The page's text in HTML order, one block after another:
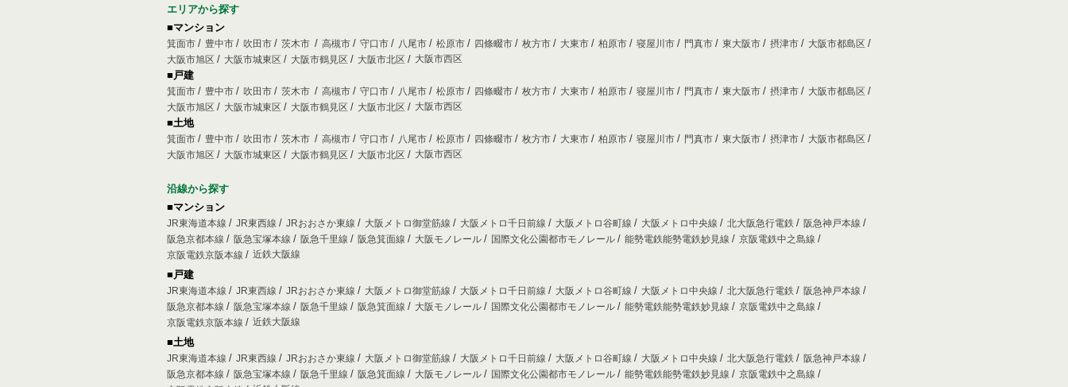
エリアから探す
■マンション
箕面市 豊中市 吹田市 茨木市 高槻市 守口市 八尾市 松原市 四條畷市 枚方市 大東市 柏原市 寝屋川市 門真市 東大阪市 摂津市
大阪市都島区
大阪市旭区
大阪市城東区 大阪市鶴見区 大阪市北区 大阪市西区
■戸建
箕面市 豊中市 吹田市 茨木市 高槻市 守口市 八尾市 松原市 四條畷市 枚方市 大東市 柏原市 寝屋川市 門真市 東大阪市 摂津市
大阪市都島区
大阪市旭区
大阪市城東区 大阪市鶴見区 大阪市北区 大阪市西区
■土地
箕面市 豊中市 吹田市 茨木市 高槻市 守口市 八尾市 松原市 四條畷市 枚方市 大東市 柏原市 寝屋川市 門真市 東大阪市 摂津市
大阪市都島区
大阪市旭区
大阪市城東区 大阪市鶴見区 大阪市北区 大阪市西区
沿線から探す
■マンション
JR東海道本線 JR東西線 JRおおさか東線 大阪メトロ御堂筋線 大阪メトロ千日前線 大阪メトロ谷町線 大阪メトロ中央線 北大阪急行電鉄
阪急神戸本線
阪急京都本線
阪急宝塚本線 阪急千里線 阪急箕面線 大阪モノレール 国際文化公園都市モノレール 能勢電鉄能勢電鉄妙見線
京阪電鉄中之島線
京阪電鉄京阪本線
近鉄大阪線
■戸建
JR東海道本線 JR東西線 JRおおさか東線 大阪メトロ御堂筋線 大阪メトロ千日前線 大阪メトロ谷町線 大阪メトロ中央線 北大阪急行電鉄
阪急神戸本線
阪急京都本線
阪急宝塚本線 阪急千里線 阪急箕面線 大阪モノレール 国際文化公園都市モノレール 能勢電鉄能勢電鉄妙見線
京阪電鉄中之島線
京阪電鉄京阪本線
近鉄大阪線
■土地
JR東海道本線 JR東西線 JRおおさか東線 大阪メトロ御堂筋線 大阪メトロ千日前線 大阪メトロ谷町線 大阪メトロ中央線 北大阪急行電鉄
阪急神戸本線
阪急京都本線
阪急宝塚本線 阪急千里線 阪急箕面線 大阪モノレール 国際文化公園都市モノレール 能勢電鉄能勢電鉄妙見線
京阪電鉄中之島線